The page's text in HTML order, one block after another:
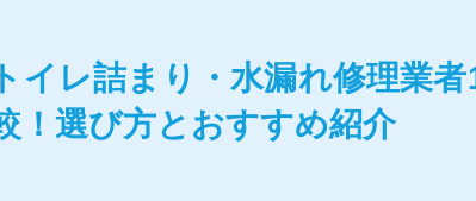
イレ詰まり・水漏れ修理業者
！選び方とおすすめ紹介